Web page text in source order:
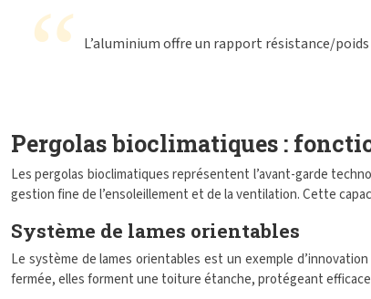
L’aluminium offre un rapport résistance/
Pergolas bioclimatiques :
Les pergolas bioclimatiques représentent l’avant-garde
gestion fine de l’ensoleillement et de la ventilation. Cette
Système de lames orientables
Le système de lames orientables est un exemple
fermée, elles forment une toiture étanche, protégeant